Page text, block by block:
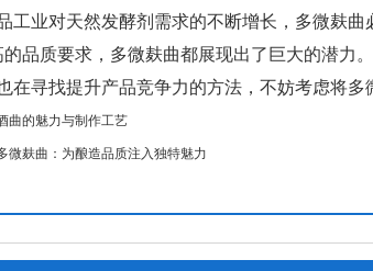
工业对天然发酵剂需求的不断增长，多微麸
品质要求，多微麸曲都展现出了巨大的潜力。
在寻找提升产品竞争力的方法，不妨考虑将
曲的魅力与制作工艺
微麸曲：为酿造品质注入独特魅力